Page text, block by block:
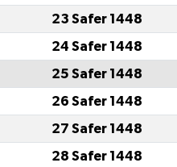
23 Safer 1448
24 Safer 1448
25 Safer 1448
26 Safer 1448
27 Safer 1448
28 Safer 1448